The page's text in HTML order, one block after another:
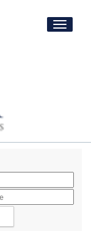
Toggle